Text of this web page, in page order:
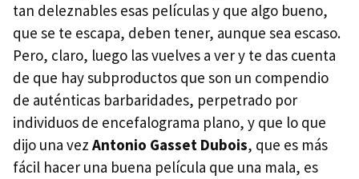
tan deleznables esas películas y que algo bueno,
que se te escapa, deben tener, aunque sea escaso.
Pero, claro, luego las vuelves a ver y te das cuenta
de que hay subproductos que son un compendio
de auténticas barbaridades, perpetrado por
individuos de encefalograma plano, y que lo que
dijo una vez Antonio Gasset Dubois, que es más
fácil hacer una buena película que una mala, es